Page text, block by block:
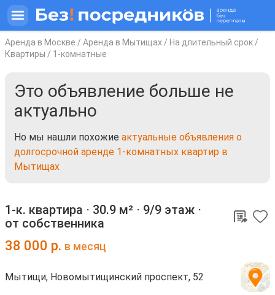
Аренда в Москве / Аренда в Мытищах / На длительный срок /
Квартиры / 1-комнатные
Это объявление больше не
актуально
Но мы нашли похожие актуальные объявления о
долгосрочной аренде 1-комнатных квартир в
Мытищах
1-к. квартира ⋅ 30.9 м² ⋅ 9/9 этаж ⋅
от собственника
38 000 р. в месяц
Мытищи, Новомытищинский проспект, 52